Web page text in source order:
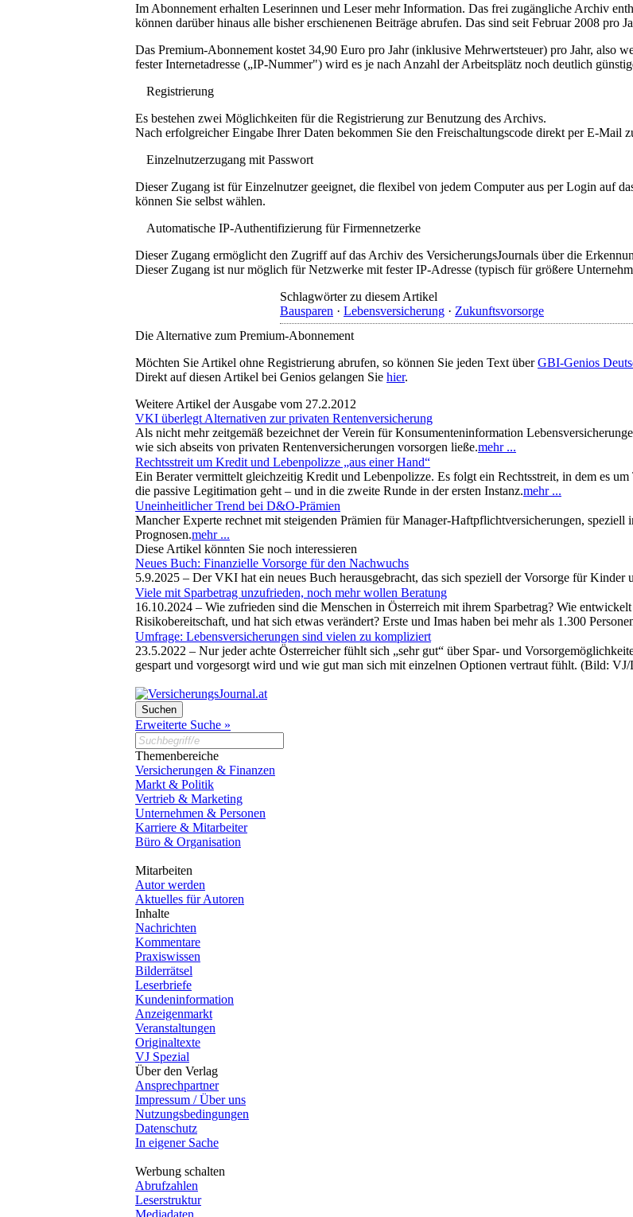
Im Abonnement erhalten Leserinnen und Leser mehr Information. Das frei zugängliche Archiv
können darüber hinaus alle bisher erschienenen Beiträge abrufen. Das sind seit Februar 2008
Das Premium-Abonnement kostet 34,90 Euro pro Jahr (inklusive Mehrwertsteuer) pro Jahr, also
fester Internetadresse („IP-Nummer") wird es je nach Anzahl der Arbeitsplätz noch deutlich
Registrierung
Es bestehen zwei Möglichkeiten für die Registrierung zur Benutzung des Archivs.
Nach erfolgreicher Eingabe Ihrer Daten bekommen Sie den Freischaltungscode direkt per E-Mail
Einzelnutzerzugang mit Passwort
Dieser Zugang ist für Einzelnutzer geeignet, die flexibel von jedem Computer aus per Login auf
können Sie selbst wählen.
Automatische IP-Authentifizierung für Firmennetzerke
Dieser Zugang ermöglicht den Zugriff auf das Archiv des VersicherungsJournals über die
Dieser Zugang ist nur möglich für Netzwerke mit fester IP-Adresse (typisch für größere
Schlagwörter zu diesem Artikel
Bausparen · Lebensversicherung · Zukunftsvorsorge
Die Alternative zum Premium-Abonnement
Möchten Sie Artikel ohne Registrierung abrufen, so können Sie jeden Text überGBI-Genios
Direkt auf diesen Artikel bei Genios gelangen Sie hier.
Weitere Artikel der Ausgabe vom 27.2.2012
VKI überlegt Alternativen zur privaten Rentenversicherung
Als nicht mehr zeitgemäß bezeichnet der Verein für Konsumenteninformation
wie sich abseits von privaten Rentenversicherungen vorsorgen ließe.mehr ...
Rechtsstreit um Kredit und Lebenpolizze „aus einer Hand“
Ein Berater vermittelt gleichzeitig Kredit und Lebenpolizze. Es folgt ein Rechtsstreit, in dem es
die passive Legitimation geht – und in die zweite Runde in der ersten Instanz.mehr ...
Uneinheitlicher Trend bei D&O-Prämien
Mancher Experte rechnet mit steigenden Prämien für Manager-Haftpflichtversicherungen,
Prognosen.mehr ...
Diese Artikel könnten Sie noch interessieren
Neues Buch: Finanzielle Vorsorge für den Nachwuchs
5.9.2025 – Der VKI hat ein neues Buch herausgebracht, das sich speziell der Vorsorge für
Viele mit Sparbetrag unzufrieden, noch mehr wollen Beratung
16.10.2024 – Wie zufrieden sind die Menschen in Österreich mit ihrem Sparbetrag? Wie
Risikobereitschaft, und hat sich etwas verändert? Erste und Imas haben bei mehr als 1.300
Umfrage: Lebensversicherungen sind vielen zu kompliziert
23.5.2022 – Nur jeder achte Österreicher fühlt sich „sehr gut“ über Spar- und
gespart und vorgesorgt wird und wie gut man sich mit einzelnen Optionen vertraut fühlt. (Bild:
Erweiterte Suche »
Themenbereiche
Versicherungen & Finanzen
Markt & Politik
Vertrieb & Marketing
Unternehmen & Personen
Karriere & Mitarbeiter
Büro & Organisation
Mitarbeiten
Autor werden
Aktuelles für Autoren
Inhalte
Nachrichten
Kommentare
Praxiswissen
Bilderrätsel
Leserbriefe
Kundeninformation
Anzeigenmarkt
Veranstaltungen
Originaltexte
VJ Spezial
Über den Verlag
Ansprechpartner
Impressum / Über uns
Nutzungsbedingungen
Datenschutz
In eigener Sache
Werbung schalten
Abrufzahlen
Leserstruktur
Mediadaten